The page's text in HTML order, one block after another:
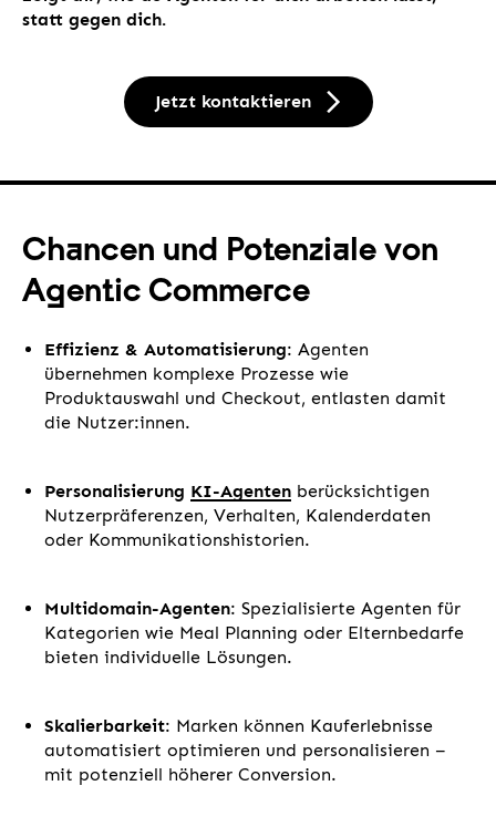
statt gegen dich.
Jetzt kontaktieren
Chancen und Potenziale von
Agentic Commerce
Effizienz & Automatisierung: Agenten
übernehmen komplexe Prozesse wie
Produktauswahl und Checkout, entlasten damit
die Nutzer:innen.
Personalisierung KI-Agenten berücksichtigen
Nutzerpräferenzen, Verhalten, Kalenderdaten
oder Kommunikationshistorien.
Multidomain-Agenten: Spezialisierte Agenten für
Kategorien wie Meal Planning oder Elternbedarfe
bieten individuelle Lösungen.
Skalierbarkeit: Marken können Kauferlebnisse
automatisiert optimieren und personalisieren –
mit potenziell höherer Conversion.